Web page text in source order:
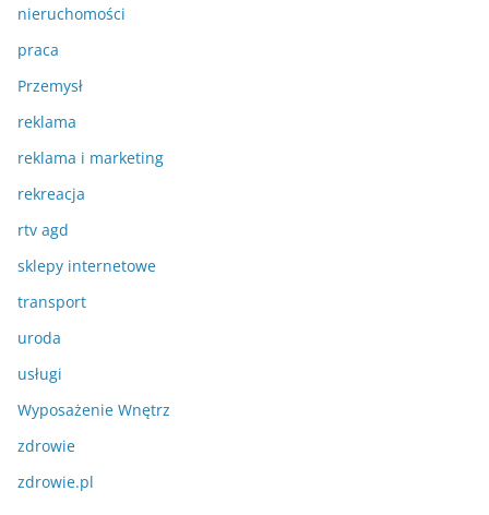
nieruchomości
praca
Przemysł
reklama
reklama i marketing
rekreacja
rtv agd
sklepy internetowe
transport
uroda
usługi
Wyposażenie Wnętrz
zdrowie
zdrowie.pl